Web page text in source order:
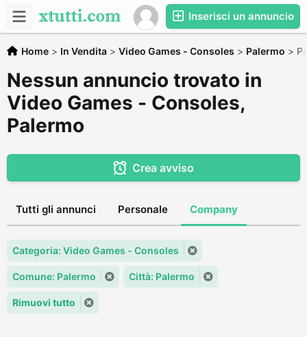
Inserisci un annuncio
Home > In Vendita > Video Games - Consoles > Palermo >
Nessun annuncio trovato in
Video Games - Consoles,
Palermo
Crea avviso
Tutti gli annunci Personale Company
Categoria: Video Games - Consoles
Comune: Palermo Città: Palermo
Rimuovi tutto